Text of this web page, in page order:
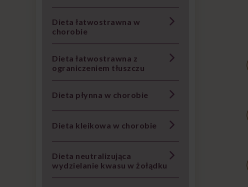
Dieta łatwostrawna w
chorobie
Dieta łatwostrawna z
ograniczeniem tłuszczu
Dieta płynna w chorobie
Dieta kleikowa w chorobie
Dieta neutralizująca
wydzielanie kwasu w żołądku